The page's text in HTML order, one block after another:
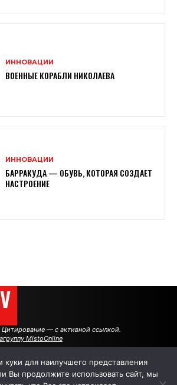
ИННОВАЦИИ
ВОЕННЫЕ КОРАБЛИ НИКОЛАЕВА
ИННОВАЦИИ
БАРРАКУДА — ОБУВЬ, КОТОРАЯ СОЗДАЕТ
НАСТРОЕНИЕ
— с активной ссылкой.
MistoOnline
АВТОРЫ РЕКЛАМА НА САЙТЕ
для наилучшего представления
Вы продолжите использовать сайт, мы